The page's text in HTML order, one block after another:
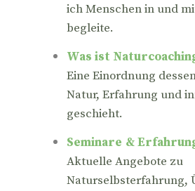
ich Menschen in und
begleite.
Was ist
Eine Einordnung
Natur, Erfahrung und
geschieht.
Seminare &
Aktuelle Angebote zu
Naturselbsterfahrung,